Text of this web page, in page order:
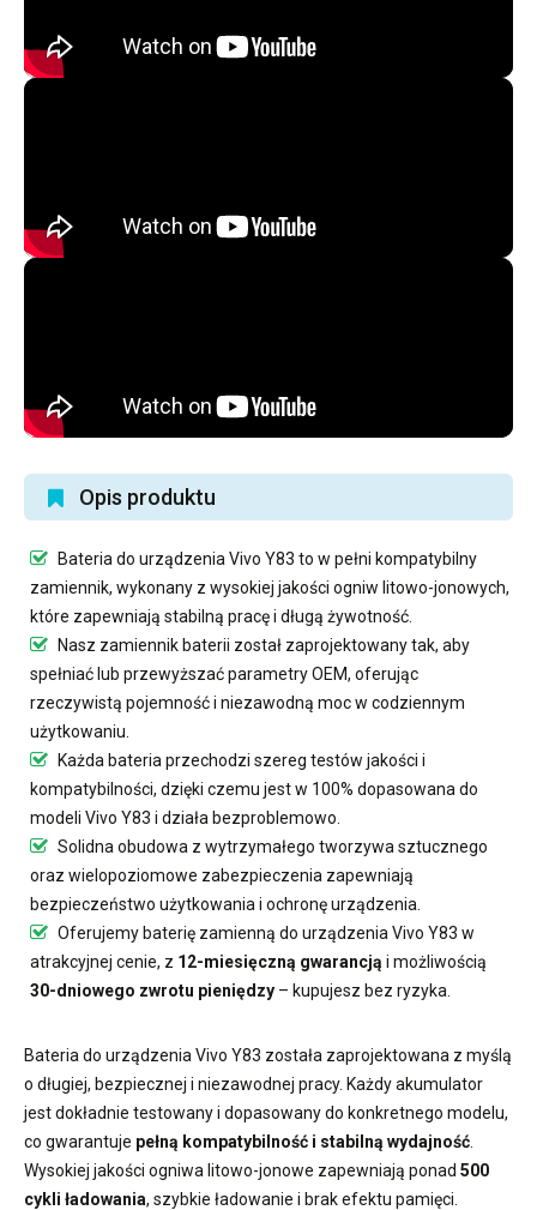
Opis produktu
Bateria do urządzenia Vivo Y83 to w pełni kompatybilny
zamiennik, wykonany z wysokiej jakości ogniw litowo-jonowych,
które zapewniają stabilną pracę i długą żywotność.
Nasz zamiennik baterii został zaprojektowany tak, aby
spełniać lub przewyższać parametry OEM, oferując
rzeczywistą pojemność i niezawodną moc w codziennym
użytkowaniu.
Każda bateria przechodzi szereg testów jakości i
kompatybilności, dzięki czemu jest w 100% dopasowana do
modeli Vivo Y83 i działa bezproblemowo.
Solidna obudowa z wytrzymałego tworzywa sztucznego
oraz wielopoziomowe zabezpieczenia zapewniają
bezpieczeństwo użytkowania i ochronę urządzenia.
Oferujemybaterię zamienną do urządzenia Vivo Y83 w
atrakcyjnej cenie, z 12-miesięczną gwarancją i możliwością
30-dniowego zwrotu pieniędzy – kupujesz bez ryzyka.
Bateria do urządzenia Vivo Y83 została zaprojektowana z myślą
o długiej, bezpiecznej i niezawodnej pracy. Każdy akumulator
jest dokładnie testowany i dopasowany do konkretnego modelu,
co gwarantuje pełną kompatybilność i stabilną wydajność
Wysokiej jakości ogniwa litowo-jonowe zapewniają ponad 500
cykli ładowania, szybkie ładowanie i brak efektu pamięci.